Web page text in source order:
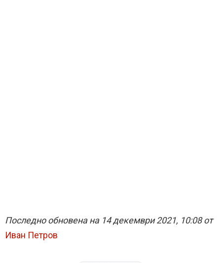
Последно обновена на 14 декември 2021, 10:08 от
Иван Петров